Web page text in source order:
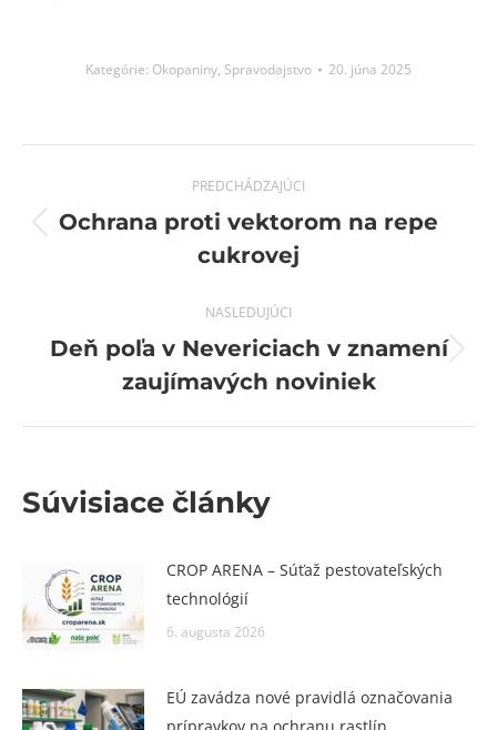
Kategórie: Okopaniny, Spravodajstvo 20. júna 2025
navigation
PREDCHÁDZAJÚCI
Previous
post:
Ochrana proti vektorom na repe
cukrovej
NASLEDUJÚCI
Next
post:
Deň poľa v Nevericiach v znamení
zaujímavých noviniek
Súvisiace články
CROP ARENA – Súťaž pestovateľských
technológií
6. augusta 2026
EÚ zavádza nové pravidlá označovania
prípravkov na ochranu rastlín